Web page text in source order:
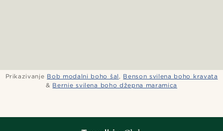
Prikazivanje Bob modalni boho šal , Benson svilena boho kravata
& Bernie svilena boho džepna maramica